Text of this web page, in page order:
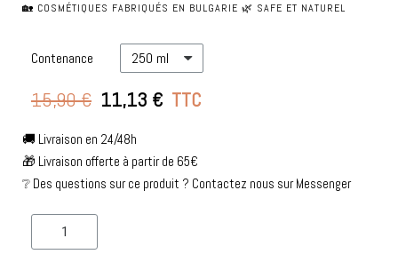
🏡 COSMÉTIQUES FABRIQUÉS EN BULGARIE 🌿 SAFE ET NATUREL
Contenance
15,90 € 11,13 € TTC
🚚 Livraison en 24/48h
🎁 Livraison offerte à partir de 65€
❔ Des questions sur ce produit ? Contactez nous sur Messenger